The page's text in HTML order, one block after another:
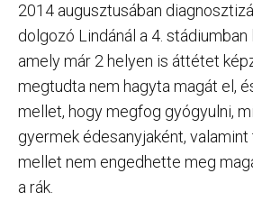
2014 augusztusában
dolgozó Lindánál a 4.
amely már 2 helyen is áttétet
megtudta nem hagyta magát el,
mellet, hogy megfog gyógyulni,
gyermek édesanyjaként,
mellet nem engedhette meg
a rák.